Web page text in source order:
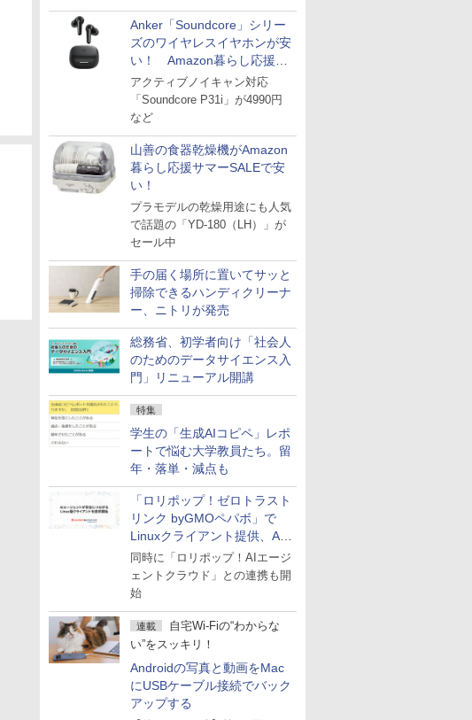
Anker「Soundcore」シリー
ズのワイヤレスイヤホンが安
い！ Amazon暮らし応援サ
マーSALE
アクティブノイキャン対応
「Soundcore P31i」が4990円
など
山善の食器乾燥機がAmazon
暮らし応援サマーSALEで安
い！
プラモデルの乾燥用途にも人気
で話題の「YD-180（LH）」が
セール中
手の届く場所に置いてサッと
掃除できるハンディクリーナ
ー、ニトリが発売
総務省、初学者向け「社会人
のためのデータサイエンス入
門」リニューアル開講
特集
学生の「生成AIコピペ」レポ
ートで悩む大学教員たち。留
年・落単・減点も
「ロリポップ！ゼロトラスト
リンク byGMOペパボ」で
Linuxクライアント提供、AI
エージェントの接続が容易に
同時に「ロリポップ！AIエージ
ェントクラウド」との連携も開
始
連載
自宅Wi-Fiの“わからな
い”をスッキリ！
Androidの写真と動画をMac
にUSBケーブル接続でバック
アップする